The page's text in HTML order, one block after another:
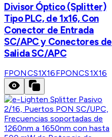
Divisor Óptico (Splitter)
Tipo PLC, de 1x16, Con
Conector de Entrada
SC/APC y Conectores de
Salida SC/APC
FPONCS1X16FPONCS1X16